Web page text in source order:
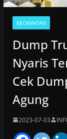
KECAMATAN
Dump
Nyaris
Cek
Agung
2023-07-03